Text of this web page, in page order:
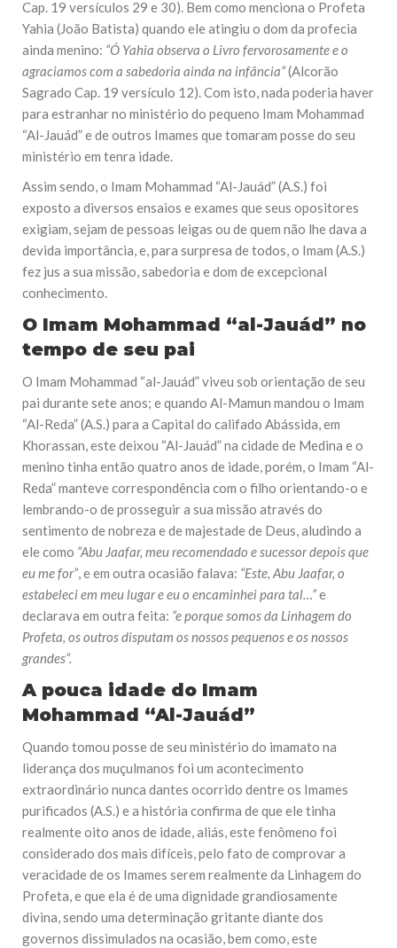
Cap. 19 versículos 29 e 30). Bem como menciona o Profeta
Yahia (João Batista) quando ele atingiu o dom da profecia
ainda menino: “Ó Yahia observa o Livro fervorosamente e o
agraciamos com a sabedoria ainda na infância”(Alcorão
Sagrado Cap. 19 versículo 12). Com isto, nada poderia haver
para estranhar no ministério do pequeno Imam Mohammad
“Al-Jauád” e de outros Imames que tomaram posse do seu
ministério em tenra idade.
Assim sendo, o Imam Mohammad “Al-Jauád” (A.S.) foi
exposto a diversos ensaios e exames que seus opositores
exigiam, sejam de pessoas leigas ou de quem não lhe dava a
devida importância, e, para surpresa de todos, o Imam (A.S.)
fez jus a sua missão, sabedoria e dom de excepcional
conhecimento.
O Imam Mohammad “al-Jauád” no
tempo de seu pai
O Imam Mohammad “al-Jauád” viveu sob orientação de seu
pai durante sete anos; e quando Al-Mamun mandou o Imam
“Al-Reda” (A.S.) para a Capital do califado Abássida, em
Khorassan, este deixou “Al-Jauád” na cidade de Medina e o
menino tinha então quatro anos de idade, porém, o Imam “Al-
Reda” manteve correspondência com o filho orientando-o e
lembrando-o de prosseguir a sua missão através do
sentimento de nobreza e de majestade de Deus, aludindo a
ele como “Abu Jaafar, meu recomendado e sucessor depois que
eu me for”, e em outra ocasião falava: “Este, Abu Jaafar, o
estabeleci em meu lugar e eu o encaminhei para tal…”e
declarava em outra feita: “e porque somos da Linhagem do
Profeta, os outros disputam os nossos pequenos e os nossos
grandes”.
A pouca idade do Imam
Mohammad “Al-Jauád”
Quando tomou posse de seu ministério do imamato na
liderança dos muçulmanos foi um acontecimento
extraordinário nunca dantes ocorrido dentre os Imames
purificados (A.S.) e a história confirma de que ele tinha
realmente oito anos de idade, aliás, este fenômeno foi
considerado dos mais difíceis, pelo fato de comprovar a
veracidade de os Imames serem realmente da Linhagem do
Profeta, e que ela é de uma dignidade grandiosamente
divina, sendo uma determinação gritante diante dos
governos dissimulados na ocasião, bem como, este